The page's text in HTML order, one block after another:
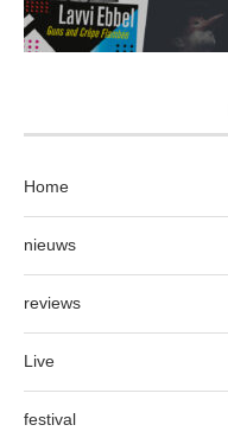
Home
nieuws
reviews
Live
festival